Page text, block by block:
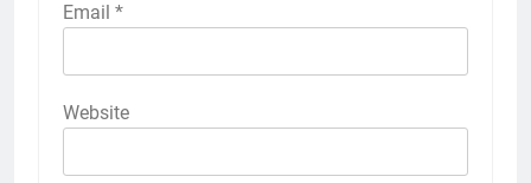
Email *
Website